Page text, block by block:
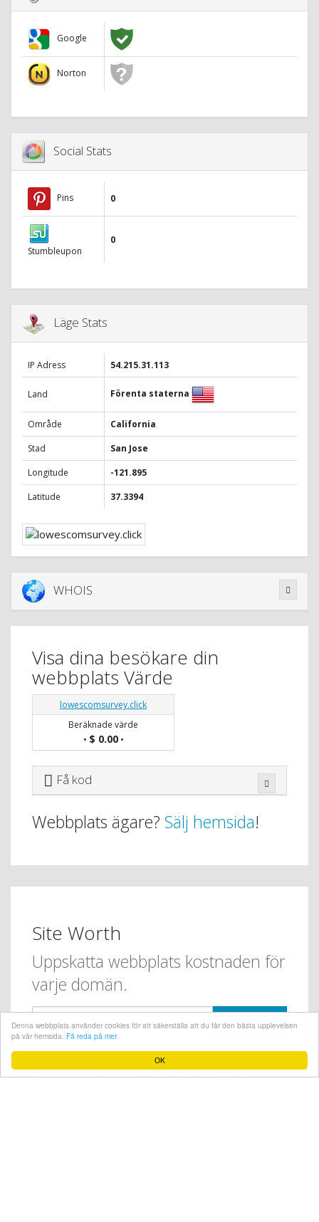
OK
Denna webbplats använder cookies för att säkerställa att du får den bästa upplevelsen
på vår hemsida. Få reda på mer
Google
Norton
Social Stats
Pins 0
Stumbleupon
0
Läge Stats
IP Adress 54.215.31.113
Land Förenta staterna
Område
California
Stad
San Jose
Longitude
-121.895
Latitude
37.3394
WHOIS
Visa dina besökare din
webbplats Värde
lowescomsurvey.click
Beräknade värde
• $ 0.00•
Få kod
Webbplats ägare? Sälj hemsida!
Site Worth
Uppskatta webbplats kostnaden för
varje domän.
Beräkna
10,158
Totalt webbplats pris